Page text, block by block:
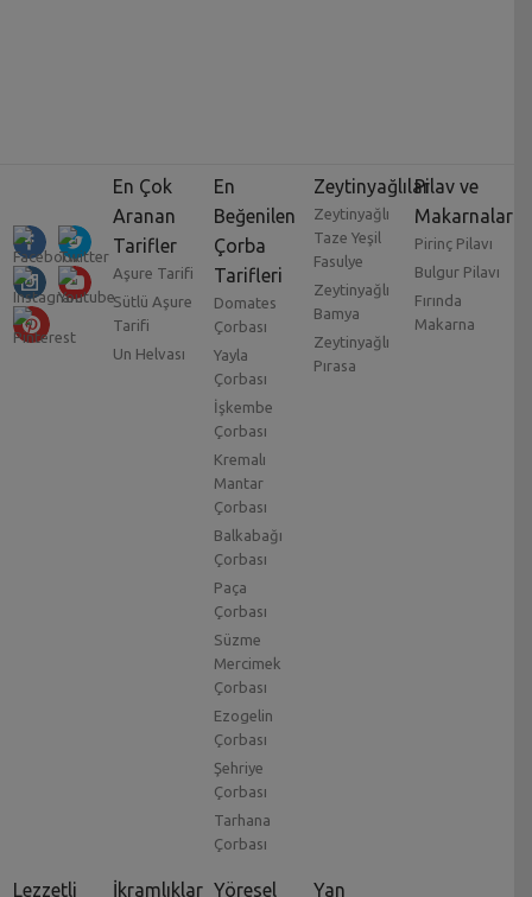
En Çok
Aranan
Tarifler
Aşure Tarifi
Sütlü Aşure
Tarifi
Un Helvası
En
Beğenilen
Çorba
Tarifleri
Domates
Çorbası
Yayla
Çorbası
İşkembe
Çorbası
Kremalı
Mantar
Çorbası
Balkabağı
Çorbası
Paça
Çorbası
Süzme
Mercimek
Çorbası
Ezogelin
Çorbası
Şehriye
Çorbası
Tarhana
Çorbası
Zeytinyağlılar
Zeytinyağlı
Taze Yeşil
Fasulye
Zeytinyağlı
Bamya
Zeytinyağlı
Pırasa
Pilav ve
Makarnalar
Pirinç Pilavı
Bulgur Pilavı
Fırında
Makarna
Lezzetli İkramlıklar Yöresel Yan